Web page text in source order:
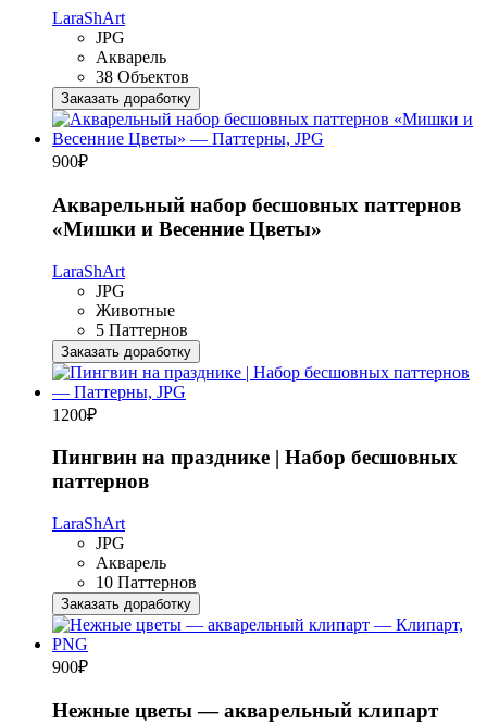
LaraShArt
JPG
Акварель
38 Объектов
Заказать доработку
900₽
Акварельный набор бесшовных паттернов
«Мишки и Весенние Цветы»
LaraShArt
JPG
Животные
5 Паттернов
Заказать доработку
1200₽
Пингвин на празднике | Набор бесшовных
паттернов
LaraShArt
JPG
Акварель
10 Паттернов
Заказать доработку
900₽
Нежные цветы — акварельный клипарт